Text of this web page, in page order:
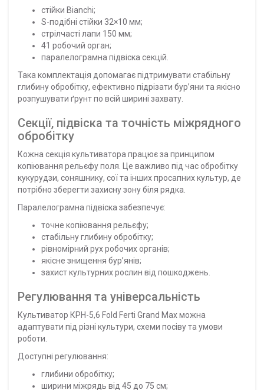
стійки Bianchi;
S-подібні стійки 32×10 мм;
стрілчасті лапи 150 мм;
41 робочий орган;
паралелограмна підвіска секцій.
Така комплектація допомагає підтримувати стабільну
глибину обробітку, ефективно підрізати бур’яни та якісно
розпушувати ґрунт по всій ширині захвату.
Секції, підвіска та точність міжрядного
обробітку
Кожна секція культиватора працює за принципом
копіювання рельєфу поля. Це важливо під час обробітку
кукурудзи, соняшнику, сої та інших просапних культур, де
потрібно зберегти захисну зону біля рядка.
Паралелограмна підвіска забезпечує:
точне копіювання рельєфу;
стабільну глибину обробітку;
рівномірний рух робочих органів;
якісне знищення бур’янів;
захист культурних рослин від пошкоджень.
Регулювання та універсальність
Культиватор КРН-5,6 Fold Ferti Grand Max можна
адаптувати під різні культури, схеми посіву та умови
роботи.
Доступні регулювання:
глибини обробітку;
ширини міжрядь від 45 до 75 см;